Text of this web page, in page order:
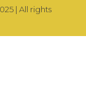
| All rights